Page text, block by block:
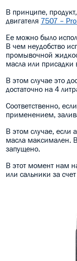
В принципе,
двигателя 7507 –
Ее можно было
В чем неудобство
промывочной
масла или присадки
В этом случае это
достаточно на 4
Соответственно,
применением,
В этом случае, если
масла максимален.
запущено.
В этот момент нам
или сальники за